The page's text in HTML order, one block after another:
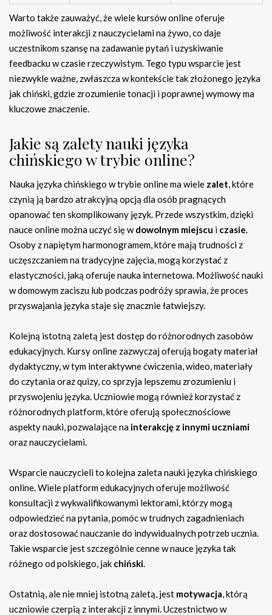
Warto także zauważyć, że wiele kursów online oferuje
możliwość interakcji z nauczycielami na żywo, co daje
uczestnikom szansę na zadawanie pytań i uzyskiwanie
feedbacku w czasie rzeczywistym. Tego typu wsparcie jest
niezwykle ważne, zwłaszcza w kontekście tak złożonego języka
jak chiński, gdzie zrozumienie tonacji i poprawnej wymowy ma
kluczowe znaczenie.
Jakie są zalety nauki języka
chińskiego w trybie online?
Nauka języka chińskiego w trybie online ma wiele zalet, które
czynią ją bardzo atrakcyjną opcją dla osób pragnących
opanować ten skomplikowany język. Przede wszystkim, dzięki
nauce online można uczyć się wdowolnym miejscu i czasie.
Osoby z napiętym harmonogramem, które mają trudności z
uczęszczaniem na tradycyjne zajęcia, mogą korzystać z
elastyczności, jaką oferuje nauka internetowa. Możliwość nauki
w domowym zaciszu lub podczas podróży sprawia, że proces
przyswajania języka staje się znacznie łatwiejszy.
Kolejną istotną zaletą jest dostęp do różnorodnych zasobów
edukacyjnych. Kursy online zazwyczaj oferują bogaty materiał
dydaktyczny, w tym interaktywne ćwiczenia, wideo, materiały
do czytania oraz quizy, co sprzyja lepszemu zrozumieniu i
przyswojeniu języka. Uczniowie mogą również korzystać z
różnorodnych platform, które oferują społecznościowe
aspekty nauki, pozwalające na interakcję z innymi uczniami
oraz nauczycielami.
Wsparcie nauczycieli to kolejna zaleta nauki języka chińskiego
online. Wiele platform edukacyjnych oferuje możliwość
konsultacji z wykwalifikowanymi lektorami, którzy mogą
odpowiedzieć na pytania, pomóc w trudnych zagadnieniach
oraz dostosować nauczanie do indywidualnych potrzeb ucznia.
Takie wsparcie jest szczególnie cenne w nauce języka tak
różnego od polskiego, jak chiński.
Ostatnią, ale nie mniej istotną zaletą, jest motywacja, którą
uczniowie czerpią z interakcji z innymi. Uczestnictwo w